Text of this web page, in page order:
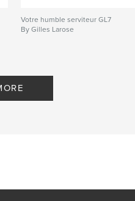
Votre humble serviteur GL7
By Gilles Larose